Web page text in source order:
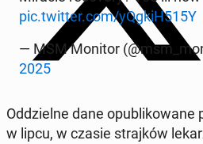
pic.twitter.com/yQgkiH515Y
— MSM Monitor
2025
Od­dziel­ne dane opu­bli­ko­wa­ne
w lipcu, w czasie straj­ków